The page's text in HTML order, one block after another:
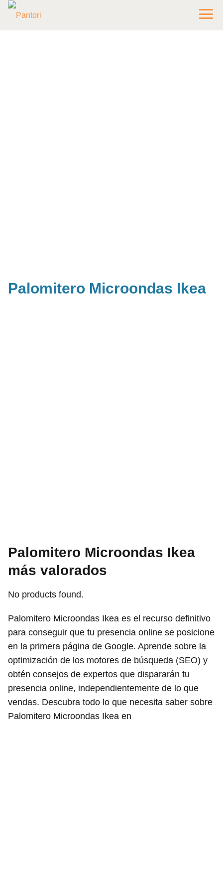
Palomitero Microondas Ikea
Palomitero Microondas Ikea
más valorados
No products found.
Palomitero Microondas Ikea es el recurso definitivo
para conseguir que tu presencia online se posicione
en la primera página de Google. Aprende sobre la
optimización de los motores de búsqueda (SEO) y
obtén consejos de expertos que dispararán tu
presencia online, independientemente de lo que
vendas. Descubra todo lo que necesita saber sobre
Palomitero Microondas Ikea en